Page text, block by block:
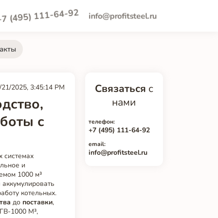
+7 (495) 111-64-92 info@profitsteel.ru
2025, 3:45:14 PM
с
системах
и
1000 м³
котельных.
до поставки,
1000 М³,
Связаться с
нами
телефон:
+7 (495) 111-64-92
email:
info@profitsteel.ru